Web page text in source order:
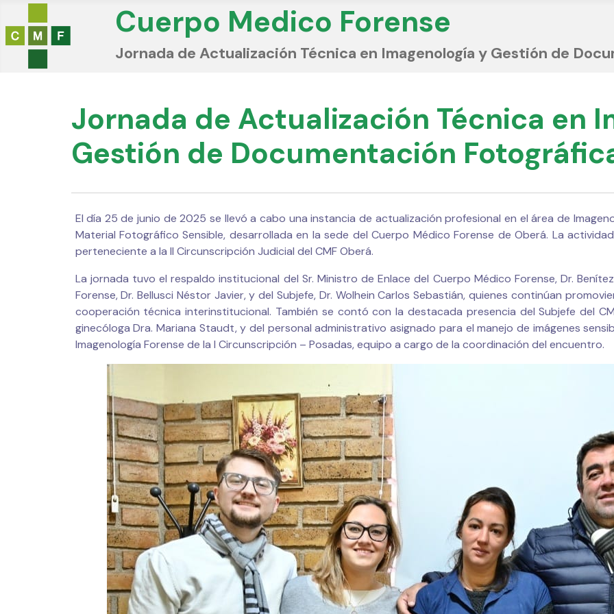
Cuerpo Medico Forense
Jornada de Actualización Técnica en Imagenología y Gestión de
Jornada de Actualización Técnica en
Gestión de Documentación
El día 25 de junio de 2025 se llevó a cabo una instancia de actualización profesional en el área de
Material Fotográfico Sensible, desarrollada en la sede del Cuerpo Médico Forense de Oberá. La
perteneciente a la II Circunscripción Judicial del CMF Oberá.
La jornada tuvo el respaldo institucional del Sr. Ministro de Enlace del Cuerpo Médico Forense, Dr.
Forense, Dr. Bellusci Néstor Javier, y del Subjefe, Dr. Wolhein Carlos Sebastián, quienes continúan
cooperación técnica interinstitucional. También se contó con la destacada presencia del Subjefe del
ginecóloga Dra. Mariana Staudt, y del personal administrativo asignado para el manejo de imágenes
Imagenología Forense de la I Circunscripción – Posadas, equipo a cargo de la coordinación del encuentro.